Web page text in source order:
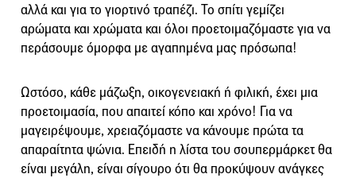
αλλά και για το γιορτινό τραπέζι. Το σπίτι γεμίζει
αρώματα και χρώματα και όλοι προετοιμαζόμαστε για να
περάσουμε όμορφα με αγαπημένα μας πρόσωπα!
Ωστόσο, κάθε μάζωξη, οικογενειακή ή φιλική, έχει μια
προετοιμασία, που απαιτεί κόπο και χρόνο! Για να
μαγειρέψουμε, χρειαζόμαστε να κάνουμε πρώτα τα
απαραίτητα ψώνια. Επειδή η λίστα του σουπερμάρκετ θα
είναι μεγάλη, είναι σίγουρο ότι θα προκύψουν ανάγκες